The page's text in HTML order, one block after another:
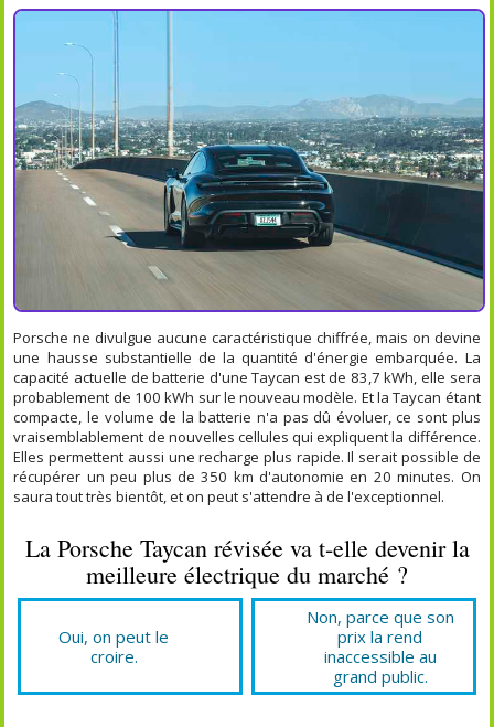
Porsche ne divulgue aucune caractéristique chiffrée, mais on devine
une hausse substantielle de la quantité d'énergie embarquée. La
capacité actuelle de batterie d'une Taycan est de 83,7 kWh, elle sera
probablement de 100 kWh sur le nouveau modèle. Et la Taycan étant
compacte, le volume de la batterie n'a pas dû évoluer, ce sont plus
vraisemblablement de nouvelles cellules qui expliquent la différence.
Elles permettent aussi une recharge plus rapide. Il serait possible de
récupérer un peu plus de 350 km d'autonomie en 20 minutes. On
saura tout très bientôt, et on peut s'attendre à de l'exceptionnel.
La Porsche Taycan révisée va t-elle devenir la
meilleure électrique du marché ?
Oui, on peut le
croire.
Non, parce que son
prix la rend
inaccessible au
grand public.